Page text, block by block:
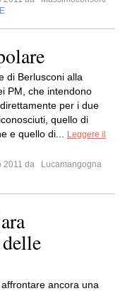
di Berlusconi alla
PM, che intendono
per i due
quello di
e quello di...
Leggere il
2011 da
Lucamangogna
ancora una